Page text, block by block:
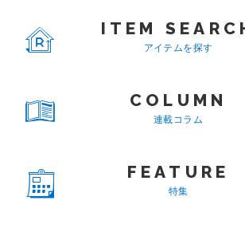
ITEM
アイテムを探す
COLUMN
連載コラム
FEATURE
特集